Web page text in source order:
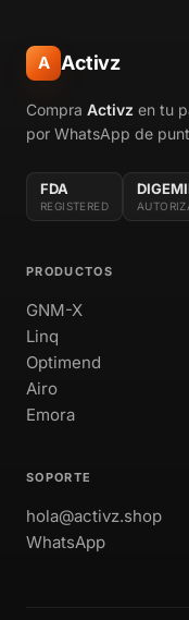
A Activz
Compra Activz en tu
por WhatsApp de
FDA
REGISTERED
PRODUCTOS
GNM-X
Linq
Optimend
Airo
Emora
SOPORTE
hola@activz.shop
WhatsApp